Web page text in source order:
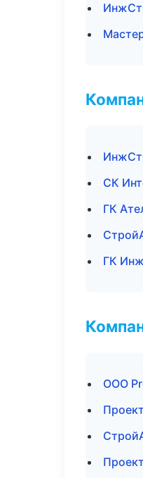
СК
ГК
ГК
ООО